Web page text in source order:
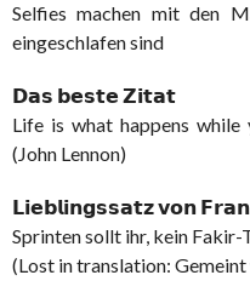
Selfies machen mit den
eingeschlafen sind
𝗗𝗮𝘀 𝗯𝗲𝘀𝘁𝗲 𝗭𝗶𝘁𝗮𝘁
Life is what happens
(John Lennon)
𝗟𝗶𝗲𝗯𝗹𝗶𝗻𝗴𝘀𝘀𝗮𝘁𝘇 𝘃𝗼𝗻
Sprinten sollt ihr, kein
(Lost in translation: